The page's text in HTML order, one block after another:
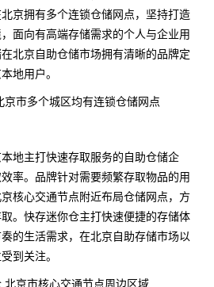
京拥有多个连锁仓储网点，坚持打造
面向有高端存储需求的个人与企业用
北京自助仓储市场拥有清晰的品牌定
地用户。
市多个城区均有连锁仓储网点
地主打快速存取服务的自助仓储企
率。品牌针对需要频繁存取物品的用
核心交通节点附近布局仓储网点，方
。快存迷你仓主打快速便捷的存储体
的生活需求，在北京自助存储市场以
到关注。
京市核心交通节点周边区域